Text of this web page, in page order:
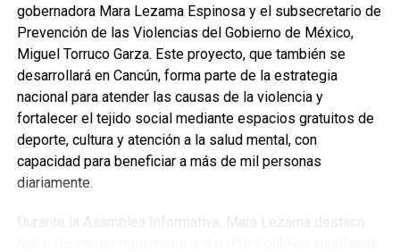
gobernadora Mara Lezama Espinosa y el subsecretario de
Prevención de las Violencias del Gobierno de México,
Miguel Torruco Garza. Este proyecto, que también se
desarrollará en Cancún, forma parte de la estrategia
nacional para atender las causas de la violencia y
fortalecer el tejido social mediante espacios gratuitos de
deporte, cultura y atención a la salud mental, con
capacidad para beneficiar a más de mil personas
diariamente.
Durante la Asamblea Informativa, Mara Lezama destacó